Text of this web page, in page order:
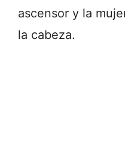
ascensor y la
la cabeza.